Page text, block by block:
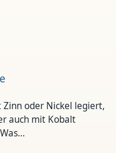
oder Nickel legiert,
auch mit Kobalt